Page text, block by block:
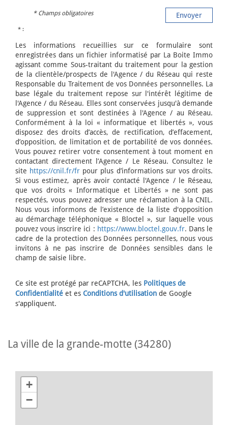
Envoyer
* Champs obligatoires
* :
Les informations recueillies sur ce formulaire sont
enregistrées dans un fichier informatisé par La Boite Immo
agissant comme Sous-traitant du traitement pour la gestion
de la clientèle/prospects de l'Agence / du Réseau qui reste
Responsable du Traitement de vos Données personnelles. La
base légale du traitement repose sur l'intérêt légitime de
l'Agence / du Réseau. Elles sont conservées jusqu'à demande
de suppression et sont destinées à l'Agence / au Réseau.
Conformément à la loi « informatique et libertés », vous
disposez des droits d’accès, de rectification, d’effacement,
d’opposition, de limitation et de portabilité de vos données.
Vous pouvez retirer votre consentement à tout moment en
contactant directement l’Agence / Le Réseau. Consultez le
site https://cnil.fr/fr pour plus d’informations sur vos droits.
Si vous estimez, après avoir contacté l'Agence / le Réseau,
que vos droits « Informatique et Libertés » ne sont pas
respectés, vous pouvez adresser une réclamation à la CNIL.
Nous vous informons de l’existence de la liste d'opposition
au démarchage téléphonique « Bloctel », sur laquelle vous
pouvez vous inscrire ici : https://www.bloctel.gouv.fr. Dans le
cadre de la protection des Données personnelles, nous vous
invitons à ne pas inscrire de Données sensibles dans le
champ de saisie libre.
Ce site est protégé par reCAPTCHA, les Politiques de
Confidentialité et es Conditions d'utilisation de Google
s'appliquent.
la ville de la grande-motte (34280)
+
−